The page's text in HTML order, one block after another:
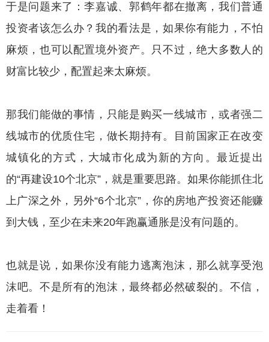
于是问题来了：李嘉诚、郭鹤年都在撤离，我们普通
投资者该怎么办？我的看法是，如果你有能力，不怕
麻烦，也可以配置境外资产。只不过，绝大多数人的
财富比较少，配置起来太麻烦。
那我们能做的事情，只能是购买一线城市，或者强二
线城市的优质住宅，做长期持有。目前国家正在改变
城镇化的方式，大城市化成为新的方向。最近提出
的“再建设10个北京”，就是重要思路。如果你能抓住北
上广深之外，另外“6个北京”，你的房地产投资还能赚
到大钱，至少在未来20年跑赢通胀是没有问题的。
也就是说，如果你没有能力逃离泡沫，那么就享受泡
沫吧。不是所有的泡沫，最终都必然破裂的。不信，
走着看！